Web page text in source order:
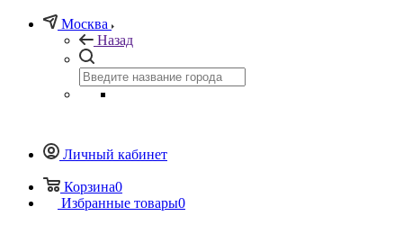
Москва
Назад
Личный кабинет
Корзина0
Избранные товары0